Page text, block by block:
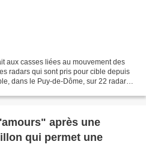
aux casses liées au mouvement des
radars qui sont pris pour cible depuis
dans le Puy-de-Dôme, sur 22 radars
après une
qui permet une